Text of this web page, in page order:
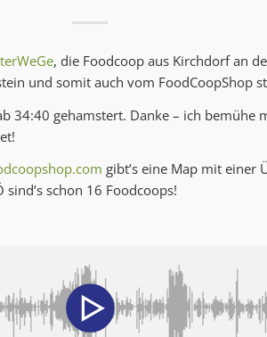
, die Foodcoop aus Kirchdorf an
und somit auch vom FoodCoopShop
34:40 gehamstert. Danke – ich bemühe
gibt’s eine Map mit einer
schon 16 Foodcoops!